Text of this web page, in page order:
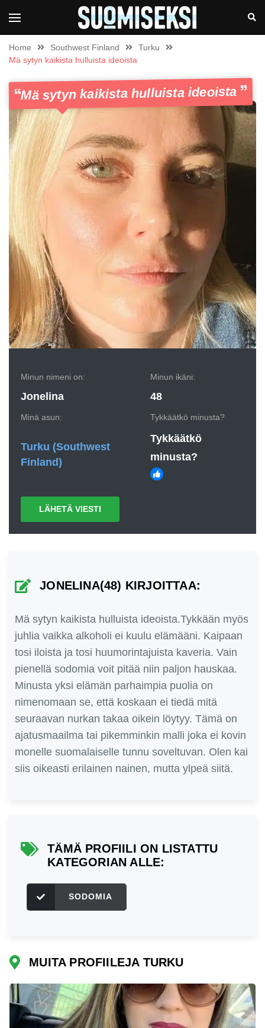
Home Southwest Finland
Turku
Mä sytyn kaikista hulluista ideoista
Mä sytyn kaikista hulluista ideoista
Minun nimeni on:
Jonelina
Minun ikäni:
48
Minä asun:
Turku (Southwest
Finland)
Tykkäätkö minusta?
Tykkäätkö
minusta?
LÄHETÄ VIESTI
JONELINA(48) KIRJOITTAA:
Mä sytyn kaikista hulluista ideoista.Tykkään myös
juhlia vaikka alkoholi ei kuulu elämääni. Kaipaan
tosi iloista ja tosi huumorintajuista kaveria. Vain
pienellä sodomia voit pitää niin paljon hauskaa.
Minusta yksi elämän parhaimpia puolia on
nimenomaan se, että koskaan ei tiedä mitä
seuraavan nurkan takaa oikein löytyy. Tämä on
ajatusmaailma tai pikemminkin malli joka ei kovin
monelle suomalaiselle tunnu soveltuvan. Olen kai
siis oikeasti erilainen nainen, mutta ylpeä siitä.
TÄMÄ PROFIILI ON LISTATTU
KATEGORIAN ALLE:
SODOMIA
MUITA PROFIILEJA TURKU